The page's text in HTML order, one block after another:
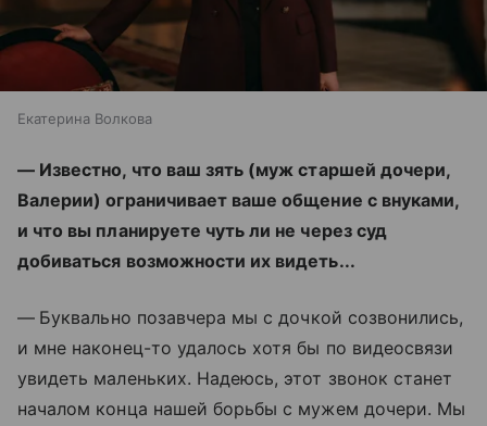
Екатерина Волкова
— Известно, что ваш зять (муж старшей дочери,
Валерии) ограничивает ваше общение с внуками,
и что вы планируете чуть ли не через суд
добиваться возможности их видеть...
— Буквально позавчера мы с дочкой созвонились,
и мне наконец-то удалось хотя бы по видеосвязи
увидеть маленьких. Надеюсь, этот звонок станет
началом конца нашей борьбы с мужем дочери. Мы